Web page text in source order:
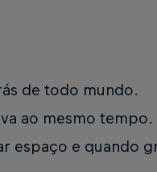
de todo mundo.
ao mesmo tempo.
espaço e quando